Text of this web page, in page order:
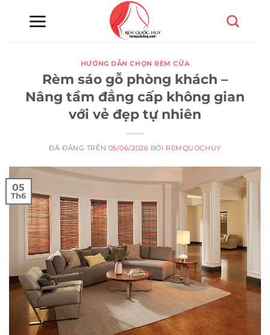
HƯỚNG DẪN CHỌN RÈM CỬA
Rèm sáo gỗ phòng khách –
Nâng tầm đẳng cấp không gian
với vẻ đẹp tự nhiên
ĐÃ ĐĂNG TRÊN 05/06/2026 BỞI REMQUOCHUY
05
Th6